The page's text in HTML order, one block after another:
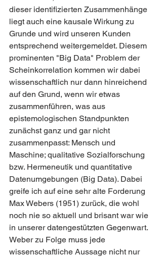
dieser identifizierten Zusammenhänge
liegt auch eine kausale Wirkung zu
Grunde und wird unseren Kunden
entsprechend weitergemeldet. Diesem
prominenten "Big Data" Problem der
Scheinkorrelation kommen wir dabei
wissenschaftlich nur dann hinreichend
auf den Grund, wenn wir etwas
zusammenführen, was aus
epistemologischen Standpunkten
zunächst ganz und gar nicht
zusammenpasst: Mensch und
Maschine; qualitative Sozialforschung
bzw. Hermeneutik und quantitative
Datenumgebungen (Big Data). Dabei
greife ich auf eine sehr alte Forderung
Max Webers (1951) zurück, die wohl
noch nie so aktuell und brisant war wie
in unserer datengestützten Gegenwart.
Weber zu Folge muss jede
wissenschaftliche Aussage nicht nur